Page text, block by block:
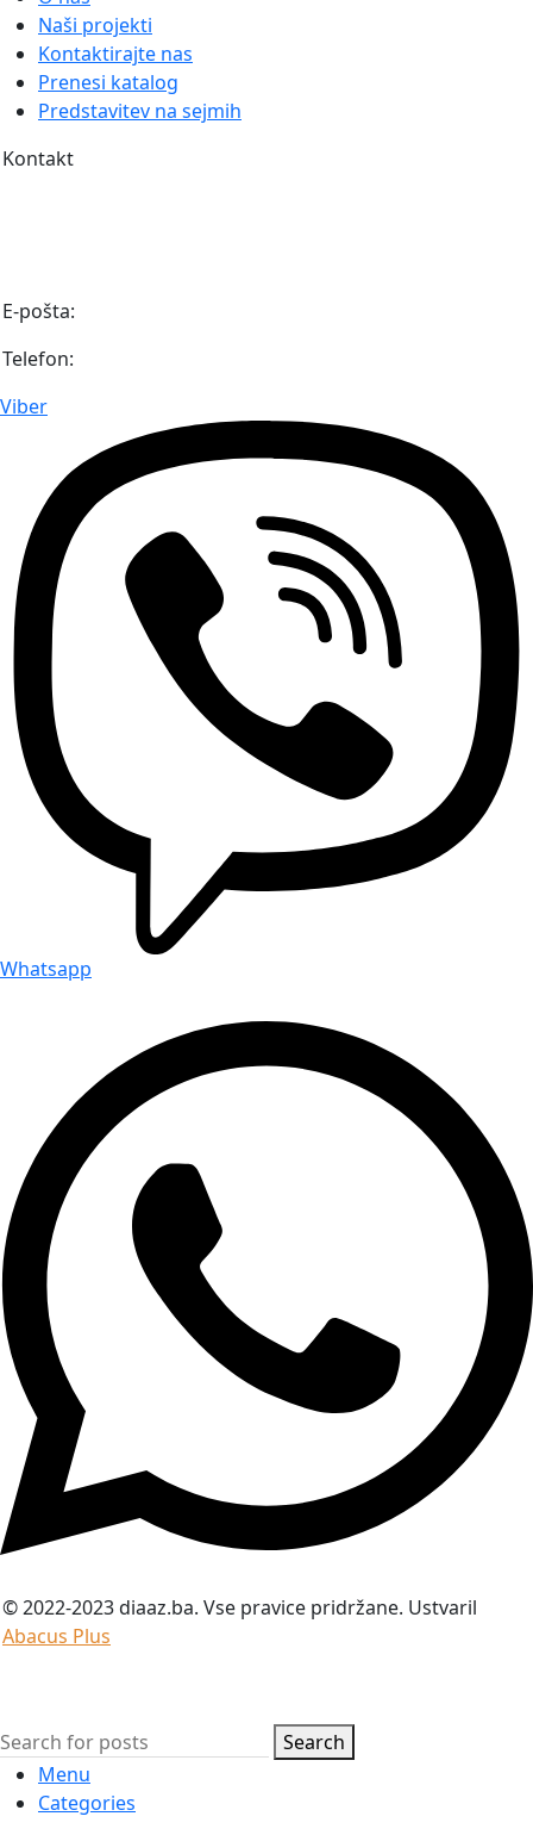
Naši projekti
Kontaktirajte nas
Prenesi katalog
Predstavitev na sejmih
Kontakt
E-pošta:
Telefon:
Viber
Whatsapp
© 2022-2023 diaaz.ba. Vse pravice pridržane. Ustvaril
Abacus Plus
Search
Menu
Categories